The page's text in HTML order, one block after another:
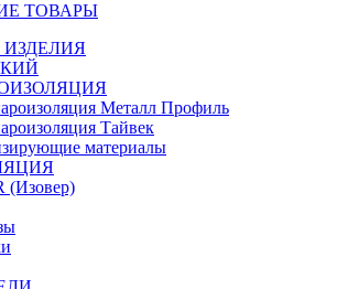
ТОВАРЫ
Металл Профиль
Тайвек
материалы
(Изовер)